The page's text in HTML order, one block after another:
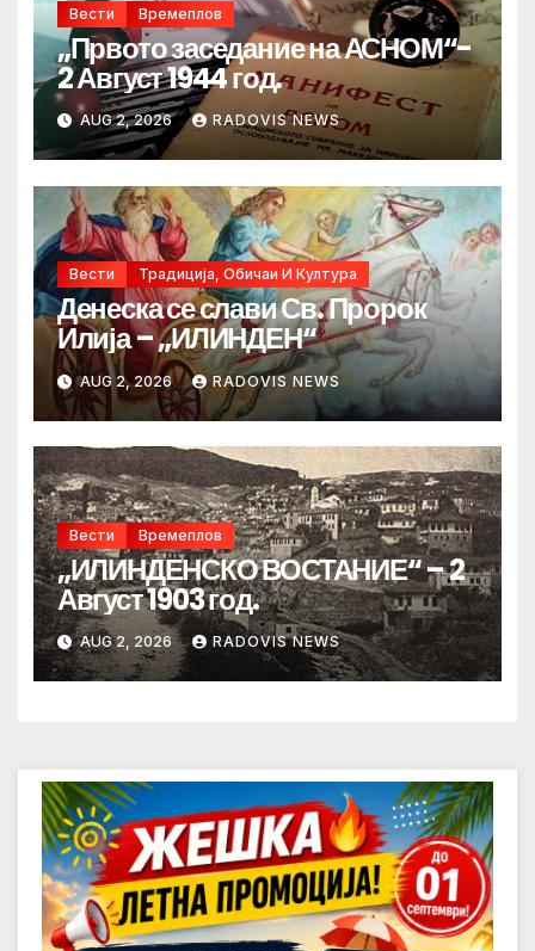
Вести Времеплов
„Првото заседание на АСНОМ“-
2 Август 1944 год.
AUG 2, 2026 RADOVIS NEWS
Вести Традиција, Обичаи И Култура
Денеска се слави Св. Пророк
Илија – „ИЛИНДЕН“
AUG 2, 2026 RADOVIS NEWS
Вести Времеплов
„ИЛИНДЕНСКО ВОСТАНИЕ“ – 2
Август 1903 год.
AUG 2, 2026 RADOVIS NEWS